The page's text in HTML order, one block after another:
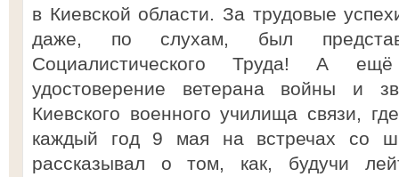
в Киевской области. За трудовые
даже, по слухам, был
Социалистического Труда! А
удостоверение ветерана войны и
Киевского военного училища связи,
каждый год 9 мая на встречах со
рассказывал о том, как, будучи